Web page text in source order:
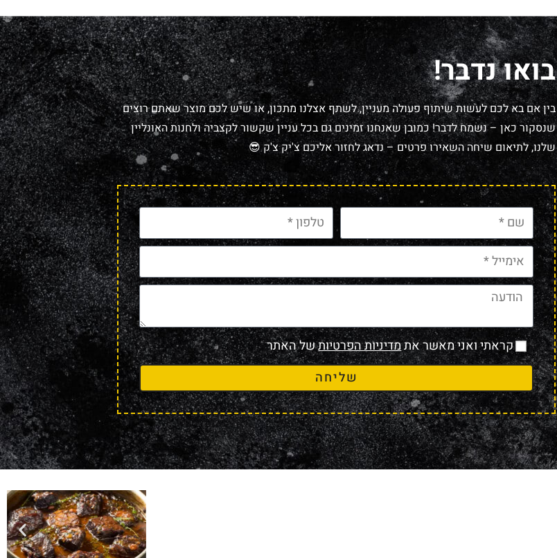
בואו נדבר!
בין אם בא לכם לעשות שיתוף פעולה מעניין, לשתף אצלנו מתכון, או שיש לכם מוצר שאתם רוצים
שנסקור כאן – נשמח לדבר! כמובן שאנחנו זמינים גם בכל עניין שקשור לקצביה ולחנות האונליין
שלנו, לתיאום שיחה השאירו פרטים – נדאג לחזור אליכם צ'יק צ'ק 😎
קראתי ואני מאשר אתמדיניות הפרטיותשל האתר
שליחה